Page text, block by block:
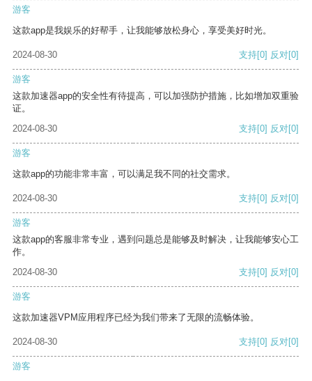
游客
这款app是我娱乐的好帮手，让我能够放松身心，享受美好时光。
2024-08-30 支持[0] 反对[0]
游客
这款加速器app的安全性有待提高，可以加强防护措施，比如增加双重验
证。
2024-08-30
支持[0] 反对[0]
游客
这款app的功能非常丰富，可以满足我不同的社交需求。
2024-08-30 支持[0] 反对[0]
游客
这款app的客服非常专业，遇到问题总是能够及时解决，让我能够安心工
作。
2024-08-30
支持[0] 反对[0]
游客
这款加速器VPM应用程序已经为我们带来了无限的流畅体验。
2024-08-30 支持[0] 反对[0]
游客